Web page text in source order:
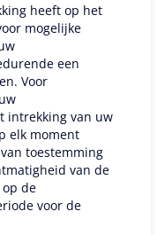
heeft op het
mogelijke
een
Voor
intrekking van uw
elk moment
toestemming
van de
de
voor de